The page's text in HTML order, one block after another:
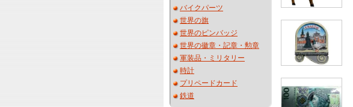
バイクパーツ
世界の旗
世界のピンバッジ
世界の徽章・記章・勲章
軍装品・ミリタリー
時計
プリペードカード
鉄道